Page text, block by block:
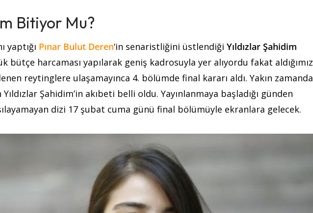
Bitiyor Mu?
yaptığı Pınar Bulut Deren‘in senaristliğini üstlendiği Yıldızlar Şahidim
bütçe harcaması yapılarak geniş kadrosuyla yer alıyordu fakat aldığımız
reytinglere ulaşamayınca 4. bölümde final kararı aldı. Yakın zamanda
Şahidim’in akıbeti belli oldu. Yayınlanmaya başladığı günden
dizi 17 şubat cuma günü final bölümüyle ekranlara gelecek.